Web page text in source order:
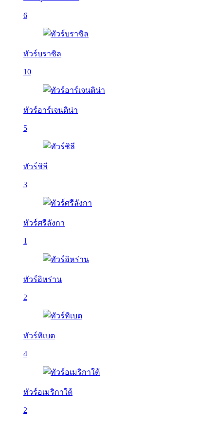
6
ทัวร์บราซิล
10
ทัวร์อาร์เจนติน่า
5
ทัวร์ชิลี
3
ทัวร์ศรีลังกา
1
ทัวร์อิหร่าน
2
ทัวร์ทิเบต
4
ทัวร์อเมริกาใต้
2